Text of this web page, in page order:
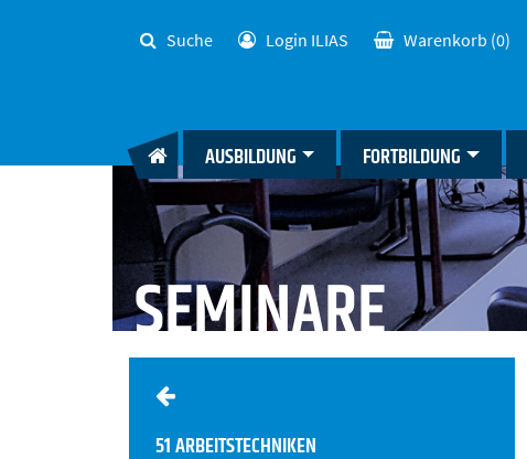
Suche Login ILIAS Warenkorb (0)
AUSBILDUNG FORTBILDUNG
SEMINARE
51 ARBEITSTECHNIKEN